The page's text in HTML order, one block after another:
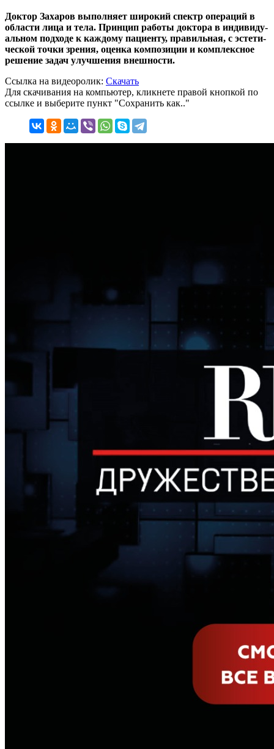
Док­тор За­ха­ров вы­пол­ня­ет ши­ро­кий спектр опе­ра­ций в
об­лас­ти ли­ца и те­ла. Прин­цип ра­бо­ты док­то­ра в ин­ди­ви­ду­
аль­ном под­хо­де к каж­до­му па­ци­ен­ту, пра­виль­ная, с эс­те­ти­
чес­кой точ­ки зре­ния, оцен­ка ком­по­зи­ции и комп­лекс­ное
ре­ше­ние за­дач улуч­ше­ния внеш­нос­ти.
Ссылка на видеоролик: Скачать
Для скачивания на компьютер, кликнете правой кнопкой по
ссылке и выберите пункт "Сохранить как.."